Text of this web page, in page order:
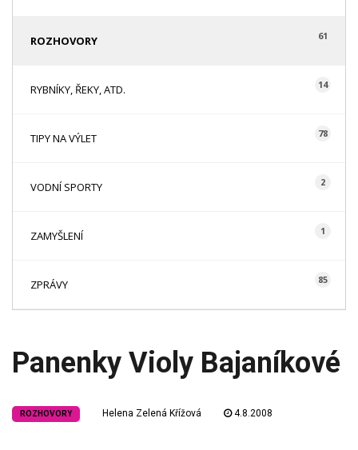
ROZHOVORY 61
RYBNÍKY, ŘEKY, ATD. 14
TIPY NA VÝLET 78
VODNÍ SPORTY 2
ZAMYŠLENÍ 1
ZPRÁVY 85
Panenky Violy Bajaníkové
ROZHOVORY Helena Zelená Křížová 4.8.2008